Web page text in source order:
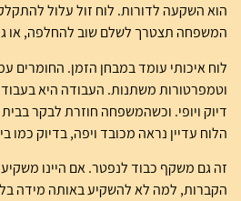
הוא השקעה לדורות. לוח זול עלול
המשפחה תצטרך לשלם שוב להחלפה, או
לוח איכותי עומד במבחן הזמן. החומרים
וטמפרטורות משתנות. העבודה היא
דיוק ויופי. וכשהמשפחה חוזרת לבקר
הלוח עדיין נראה מכובד ויפה, בדיוק כמו
זה גם משקף כבוד לנפטר. אם היינו
הקברות, למה לא להשקיע באותה מידה